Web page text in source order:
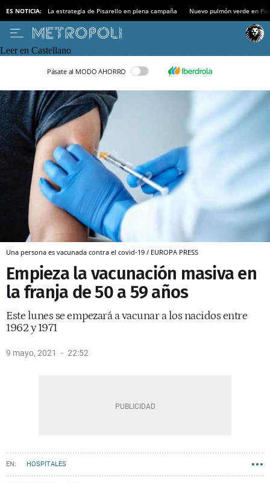
ES NOTICIA: La estrategia de Pisarello en plena campaña Nuevo pulmón verde en
Leer en Castellano
Pásate al MODO AHORRO
Una persona es vacunada contra el covid-19 / EUROPA PRESS
Empieza la vacunación masiva en
la franja de 50 a 59 años
Este lunes se empezará a vacunar a los nacidos entre
1962 y 1971
9 mayo, 2021 22:52
HOSPITALES